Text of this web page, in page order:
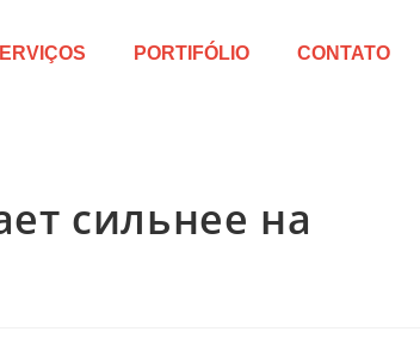
PORTIFÓLIO CONTATO
сильнее на